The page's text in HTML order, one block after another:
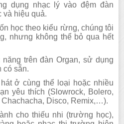
dụng nhạc lý vào đệm đàn
và hiệu quả.
học theo kiểu rừng, chúng tôi
nhưng không thể bỏ qua hết
trên đàn Organ, sử dụng
có sẵn.
ở cùng thể loại hoặc nhiều
yêu thích (Slowrock, Bolero,
Disco, Remix,…).
cho thiếu nhi (trường học),